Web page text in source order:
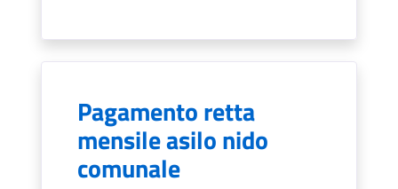
Pagamento retta
mensile asilo nido
comunale